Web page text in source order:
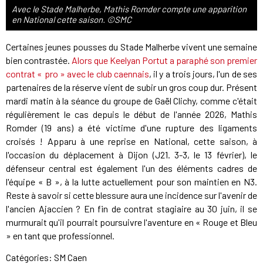
Avec le Stade Malherbe, Mathis Romder compte une apparition
en National cette saison. ©SMC
Certaines jeunes pousses du Stade Malherbe vivent une semaine
bien contrastée. Alors que Keelyan Portut a paraphé son premier
contrat « pro » avec le club caennais, il y a trois jours, l'un de ses
partenaires de la réserve vient de subir un gros coup dur. Présent
mardi matin à la séance du groupe de Gaël Clichy, comme c'était
régulièrement le cas depuis le début de l'année 2026, Mathis
Romder (19 ans) a été victime d'une rupture des ligaments
croisés ! Apparu à une reprise en National, cette saison, à
l'occasion du déplacement à Dijon (J21. 3-3, le 13 février), le
défenseur central est également l'un des éléments cadres de
l'équipe « B », à la lutte actuellement pour son maintien en N3.
Reste à savoir si cette blessure aura une incidence sur l'avenir de
l'ancien Ajaccien ? En fin de contrat stagiaire au 30 juin, il se
murmurait qu'il pourrait poursuivre l'aventure en « Rouge et Bleu
» en tant que professionnel.
Catégories: SM Caen